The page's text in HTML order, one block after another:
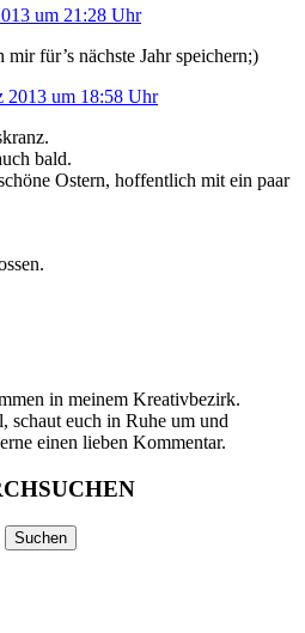
um 21:28 Uhr
für’s nächste Jahr speichern;)
2013 um 18:58 Uhr
bald.
Ostern, hoffentlich mit ein paar
in meinem Kreativbezirk.
schaut euch in Ruhe um und
einen lieben Kommentar.